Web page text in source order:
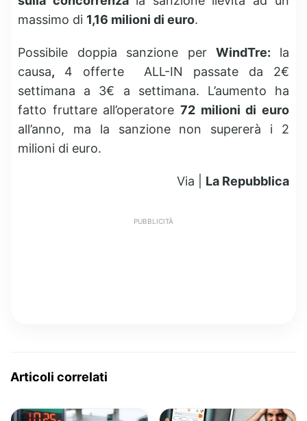
massimo di 1,16 milioni di euro.
Possibile doppia sanzione perWindTre: la
causa, 4 offerte ALL-IN passate da 2€
settimana a 3€ a settimana. L’aumento ha
fatto fruttare all’operatore 72 milioni di euro
all’anno, ma la sanzione non supererà i 2
milioni di euro.
Via | La Repubblica
PUBBLICITÀ
Articoli correlati